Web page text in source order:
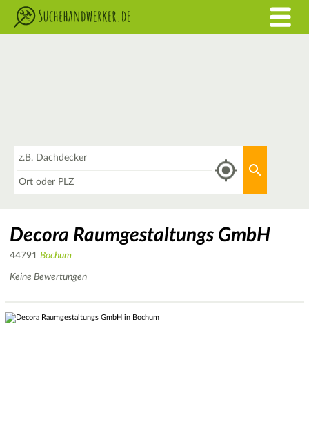
Decora Raumgestaltungs GmbH
44791 Bochum
Keine Bewertungen